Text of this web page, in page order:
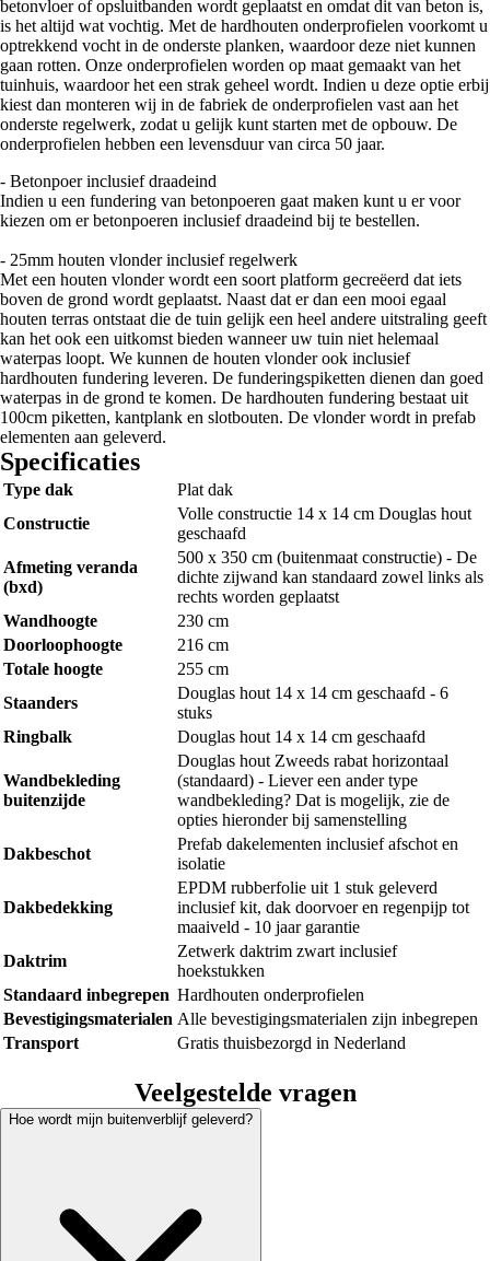
betonvloer of opsluitbanden wordt geplaatst en omdat dit van beton is,
is het altijd wat vochtig. Met de hardhouten onderprofielen voorkomt u
optrekkend vocht in de onderste planken, waardoor deze niet kunnen
gaan rotten. Onze onderprofielen worden op maat gemaakt van het
tuinhuis, waardoor het een strak geheel wordt. Indien u deze optie erbij
kiest dan monteren wij in de fabriek de onderprofielen vast aan het
onderste regelwerk, zodat u gelijk kunt starten met de opbouw. De
onderprofielen hebben een levensduur van circa 50 jaar.
- Betonpoer inclusief draadeind
Indien u een fundering van betonpoeren gaat maken kunt u er voor
kiezen om er betonpoeren inclusief draadeind bij te bestellen.
- 25mm houten vlonder inclusief regelwerk
Met een houten vlonder wordt een soort platform gecreëerd dat iets
boven de grond wordt geplaatst. Naast dat er dan een mooi egaal
houten terras ontstaat die de tuin gelijk een heel andere uitstraling geeft
kan het ook een uitkomst bieden wanneer uw tuin niet helemaal
waterpas loopt. We kunnen de houten vlonder ook inclusief
hardhouten fundering leveren. De funderingspiketten dienen dan goed
waterpas in de grond te komen. De hardhouten fundering bestaat uit
100cm piketten, kantplank en slotbouten. De vlonder wordt in prefab
elementen aan geleverd.
Specificaties
Type dak
Plat dak
Constructie
Volle constructie 14 x 14 cm Douglas hout
geschaafd
Afmeting veranda
(bxd)
500 x 350 cm (buitenmaat constructie) - De
dichte zijwand kan standaard zowel links als
rechts worden geplaatst
Wandhoogte
230 cm
Doorloophoogte
216 cm
Totale hoogte
255 cm
Staanders
Douglas hout 14 x 14 cm geschaafd - 6
stuks
Ringbalk
Douglas hout 14 x 14 cm geschaafd
Wandbekleding
buitenzijde
Douglas hout Zweeds rabat horizontaal
(standaard) - Liever een ander type
wandbekleding? Dat is mogelijk, zie de
opties hieronder bij samenstelling
Dakbeschot
Prefab dakelementen inclusief afschot en
isolatie
Dakbedekking
EPDM rubberfolie uit 1 stuk geleverd
inclusief kit, dak doorvoer en regenpijp tot
maaiveld - 10 jaar garantie
Daktrim
Zetwerk daktrim zwart inclusief
hoekstukken
Standaard inbegrepen Hardhouten onderprofielen
Bevestigingsmaterialen Alle bevestigingsmaterialen zijn inbegrepen
Transport
Gratis thuisbezorgd in Nederland
Veelgestelde vragen
Hoe wordt mijn buitenverblijf geleverd?